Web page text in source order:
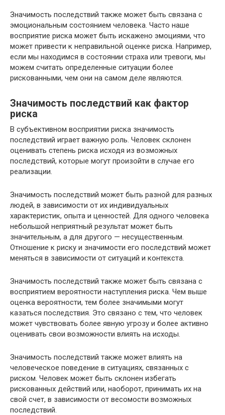
Значимость последствий также может быть связана с
эмоциональным состоянием человека. Часто наше
восприятие риска может быть искажено эмоциями, что
может привести к неправильной оценке риска. Например,
если мы находимся в состоянии страха или тревоги, мы
можем считать определенные ситуации более
рискованными, чем они на самом деле являются.
Значимость последствий как фактор
риска
В субъективном восприятии риска значимость
последствий играет важную роль. Человек склонен
оценивать степень риска исходя из возможных
последствий, которые могут произойти в случае его
реализации.
Значимость последствий может быть разной для разных
людей, в зависимости от их индивидуальных
характеристик, опыта и ценностей. Для одного человека
небольшой неприятный результат может быть
значительным, а для другого — несущественным.
Отношение к риску и значимости его последствий может
меняться в зависимости от ситуаций и контекста.
Значимость последствий также может быть связана с
восприятием вероятности наступления риска. Чем выше
оценка вероятности, тем более значимыми могут
казаться последствия. Это связано с тем, что человек
может чувствовать более явную угрозу и более активно
оценивать свои возможности влиять на исходы.
Значимость последствий также может влиять на
человеческое поведение в ситуациях, связанных с
риском. Человек может быть склонен избегать
рискованных действий или, наоборот, принимать их на
свой счет, в зависимости от весомости возможных
последствий.